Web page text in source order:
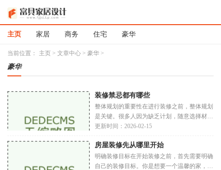
主页 家居 商务 住宅 豪华
当前位置： 主页 > 文章中心 > 豪华 >
豪华
装修禁忌都有哪些
整体规划的重要性在进行装修之前，整体规划
是关键。很多人因为缺乏计划，随意选择材料
和设计，导致后期的装修效果大打折扣。设计
计
更新时间：2026-02-15
房屋装修先从哪里开始
明确装修目标在开始装修之前，首先需要明确
自己的装修目标。你是想要一个温馨的家，还